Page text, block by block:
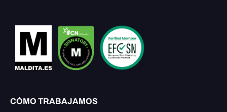
CÓMO TRABAJAMOS